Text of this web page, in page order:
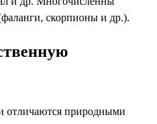
скорпионы и др.).
отличаются природными